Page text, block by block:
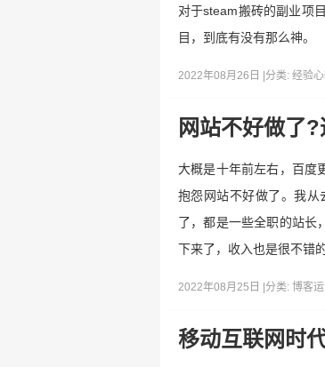
对于steam搬砖的副业项
目，到底有没有那么神。
2022年08月26日 | 分类: 经验
网站不好做了
大概是十年前左右，百度
抱怨网站不好做了。我
了，都是一些全职的站长
下来了，收入也是很不错
2022年08月25日 | 分类: 博客
移动互联网时